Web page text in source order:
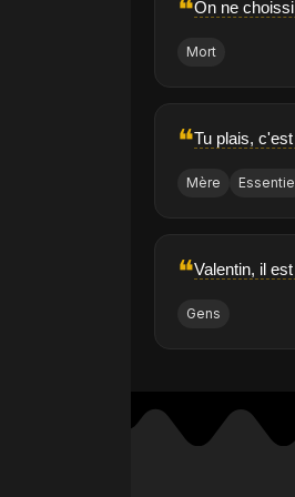
❝On ne
Mort
❝Tu plais,
Mère
❝Valentin, il
Gens